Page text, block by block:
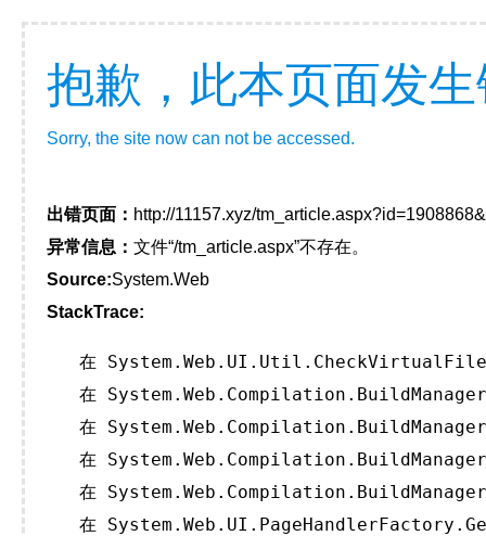
抱歉，此本页面发
Sorry, the site now can not be accessed.
出错页面： http://11157.xyz/
异常信息： 文件“/tm_article.aspx”不存在。
Source:System.Web
StackTrace:
在
在
在
在
在
在